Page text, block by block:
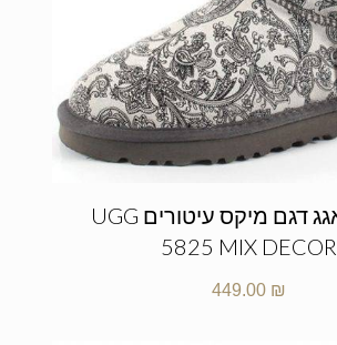
מגפי האגג דגם מיקס עיטורים UGG
5825 MIX DECOR
449.00 ₪